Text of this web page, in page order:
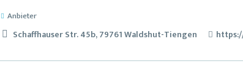
Anbieter
Schaffhauser Str. 45b, 79761 Waldshut-Tiengen